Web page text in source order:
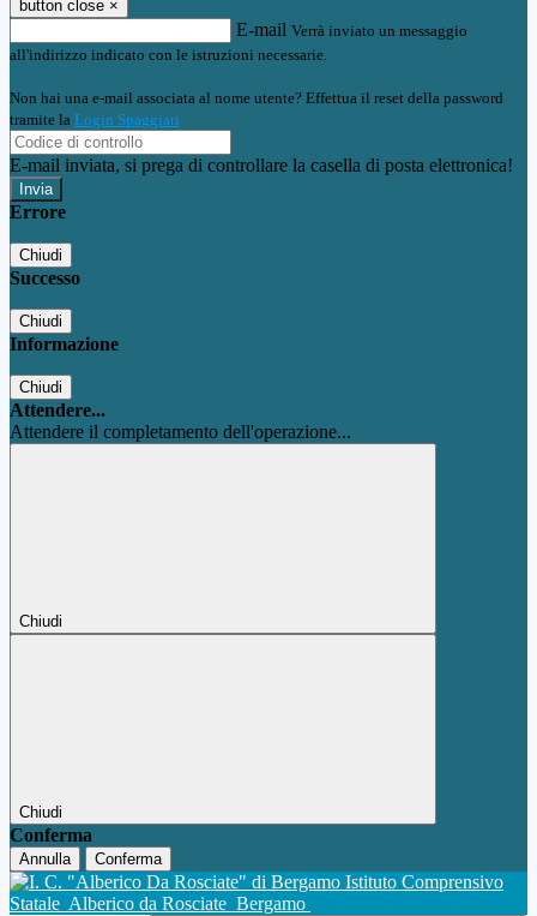
button close ×
E-mail Verrà inviato un messaggio
all'indirizzo indicato con le istruzioni necessarie.
Non hai una e-mail associata al nome utente? Effettua il reset della password
tramite la Login Spaggiari
E-mail inviata, si prega di controllare la casella di posta elettronica!
Errore
Chiudi
Successo
Chiudi
Informazione
Chiudi
Attendere...
Attendere il completamento dell'operazione...
Chiudi
Chiudi
Conferma
Annulla Conferma
Istituto Comprensivo
Statale Alberico da Rosciate Bergamo